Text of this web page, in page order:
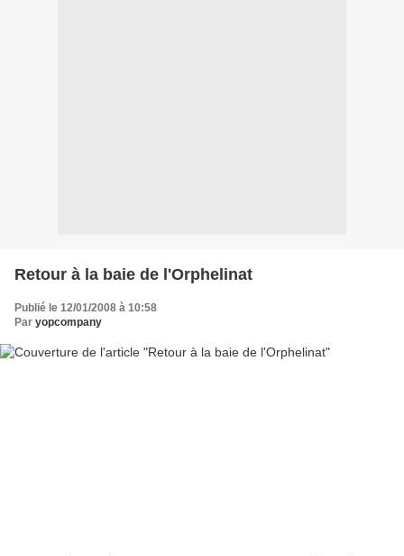
Retour à la baie de l'Orphelinat
Publié le 12/01/2008 à 10:58
Par yopcompany